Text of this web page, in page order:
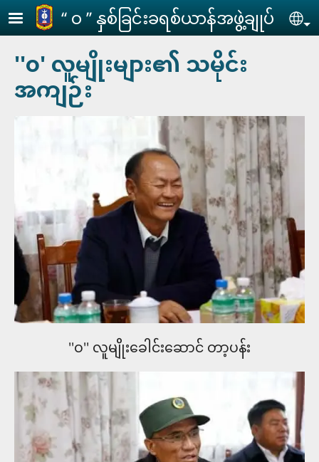
Skip to main content
‘‘ ဝ ’’ နှစ်ခြင်းခရစ်ယာန်အဖွဲ့ချုပ်
''၀' လူမျိုးများ၏ သမိုင်း
အကျဉ်း
''၀'' လူမျိုးခေါင်းဆောင် တာ့ပန်း